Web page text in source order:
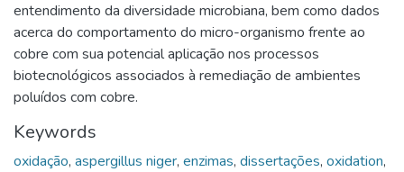
entendimento da diversidade microbiana, bem como dados
acerca do comportamento do micro-organismo frente ao
cobre com sua potencial aplicação nos processos
biotecnológicos associados à remediação de ambientes
poluídos com cobre.
Keywords
oxidação, aspergillus niger, enzimas, dissertações, oxidation,